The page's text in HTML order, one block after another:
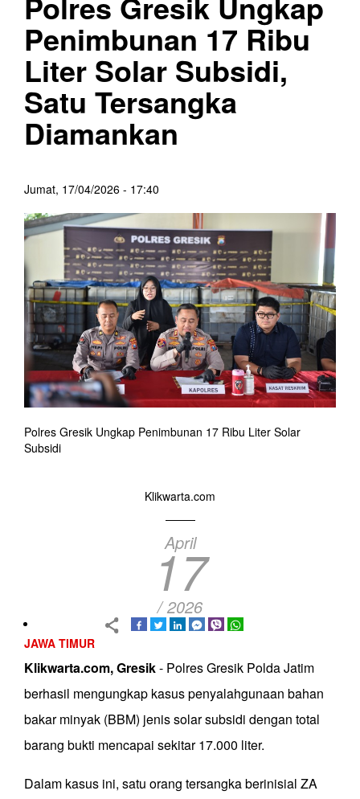
Penimbunan 17 Ribu
Liter Solar Subsidi,
Satu Tersangka
Diamankan
Jumat, 17/04/2026 - 17:40
Polres Gresik Ungkap Penimbunan 17 Ribu Liter Solar
Subsidi
Klikwarta.com
April
17
/ 2026
JAWA TIMUR
Klikwarta.com, Gresik- Polres Gresik Polda Jatim
berhasil mengungkap kasus penyalahgunaan bahan
bakar minyak (BBM) jenis solar subsidi dengan total
barang bukti mencapai sekitar 17.000 liter.
Dalam kasus ini, satu orang tersangka berinisial ZA